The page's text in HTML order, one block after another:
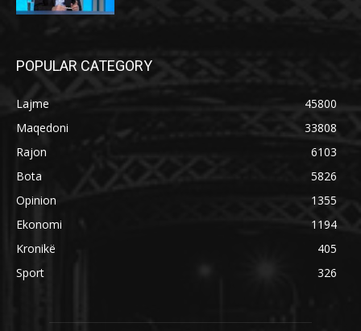
POPULAR CATEGORY
Lajme
45800
Maqedoni
33808
Rajon
6103
Bota
5826
Opinion
1355
Ekonomi
1194
Kronikë
405
Sport
326